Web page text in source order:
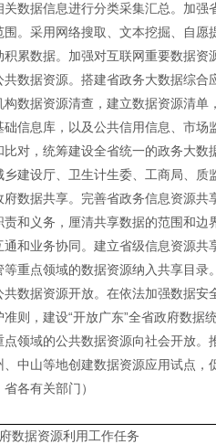
关数据信息进行分类采集汇总。加
围。采用网络搜取、文本挖掘、自
累数据。加强对互联网重要数据
数据资源。搭建省政务大数据综合
构数据资源清查，建立数据资源清
础信息库，以及公共信用信息、市
比对，统筹建设全省统一的政务大
乡建设厅、卫生计生委、工商局、质
数据共享。完善省政务信息资源共
责和义务，厘清共享数据的范围和
通和业务协同。建立省级信息资源
重点领域的数据资源纳入共享目录
数据资源开放。在依法加强数据安
则，建设“开放广东”全省政府数
点领域的公共数据资源向社会开放
、中山等地创建数据资源应用试点
各有关部门）
数据资源利用工作任务